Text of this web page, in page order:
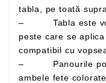
tabla, pe toată
– Tabla este
peste care se
compatibil cu
– Panourile pot
ambele fete